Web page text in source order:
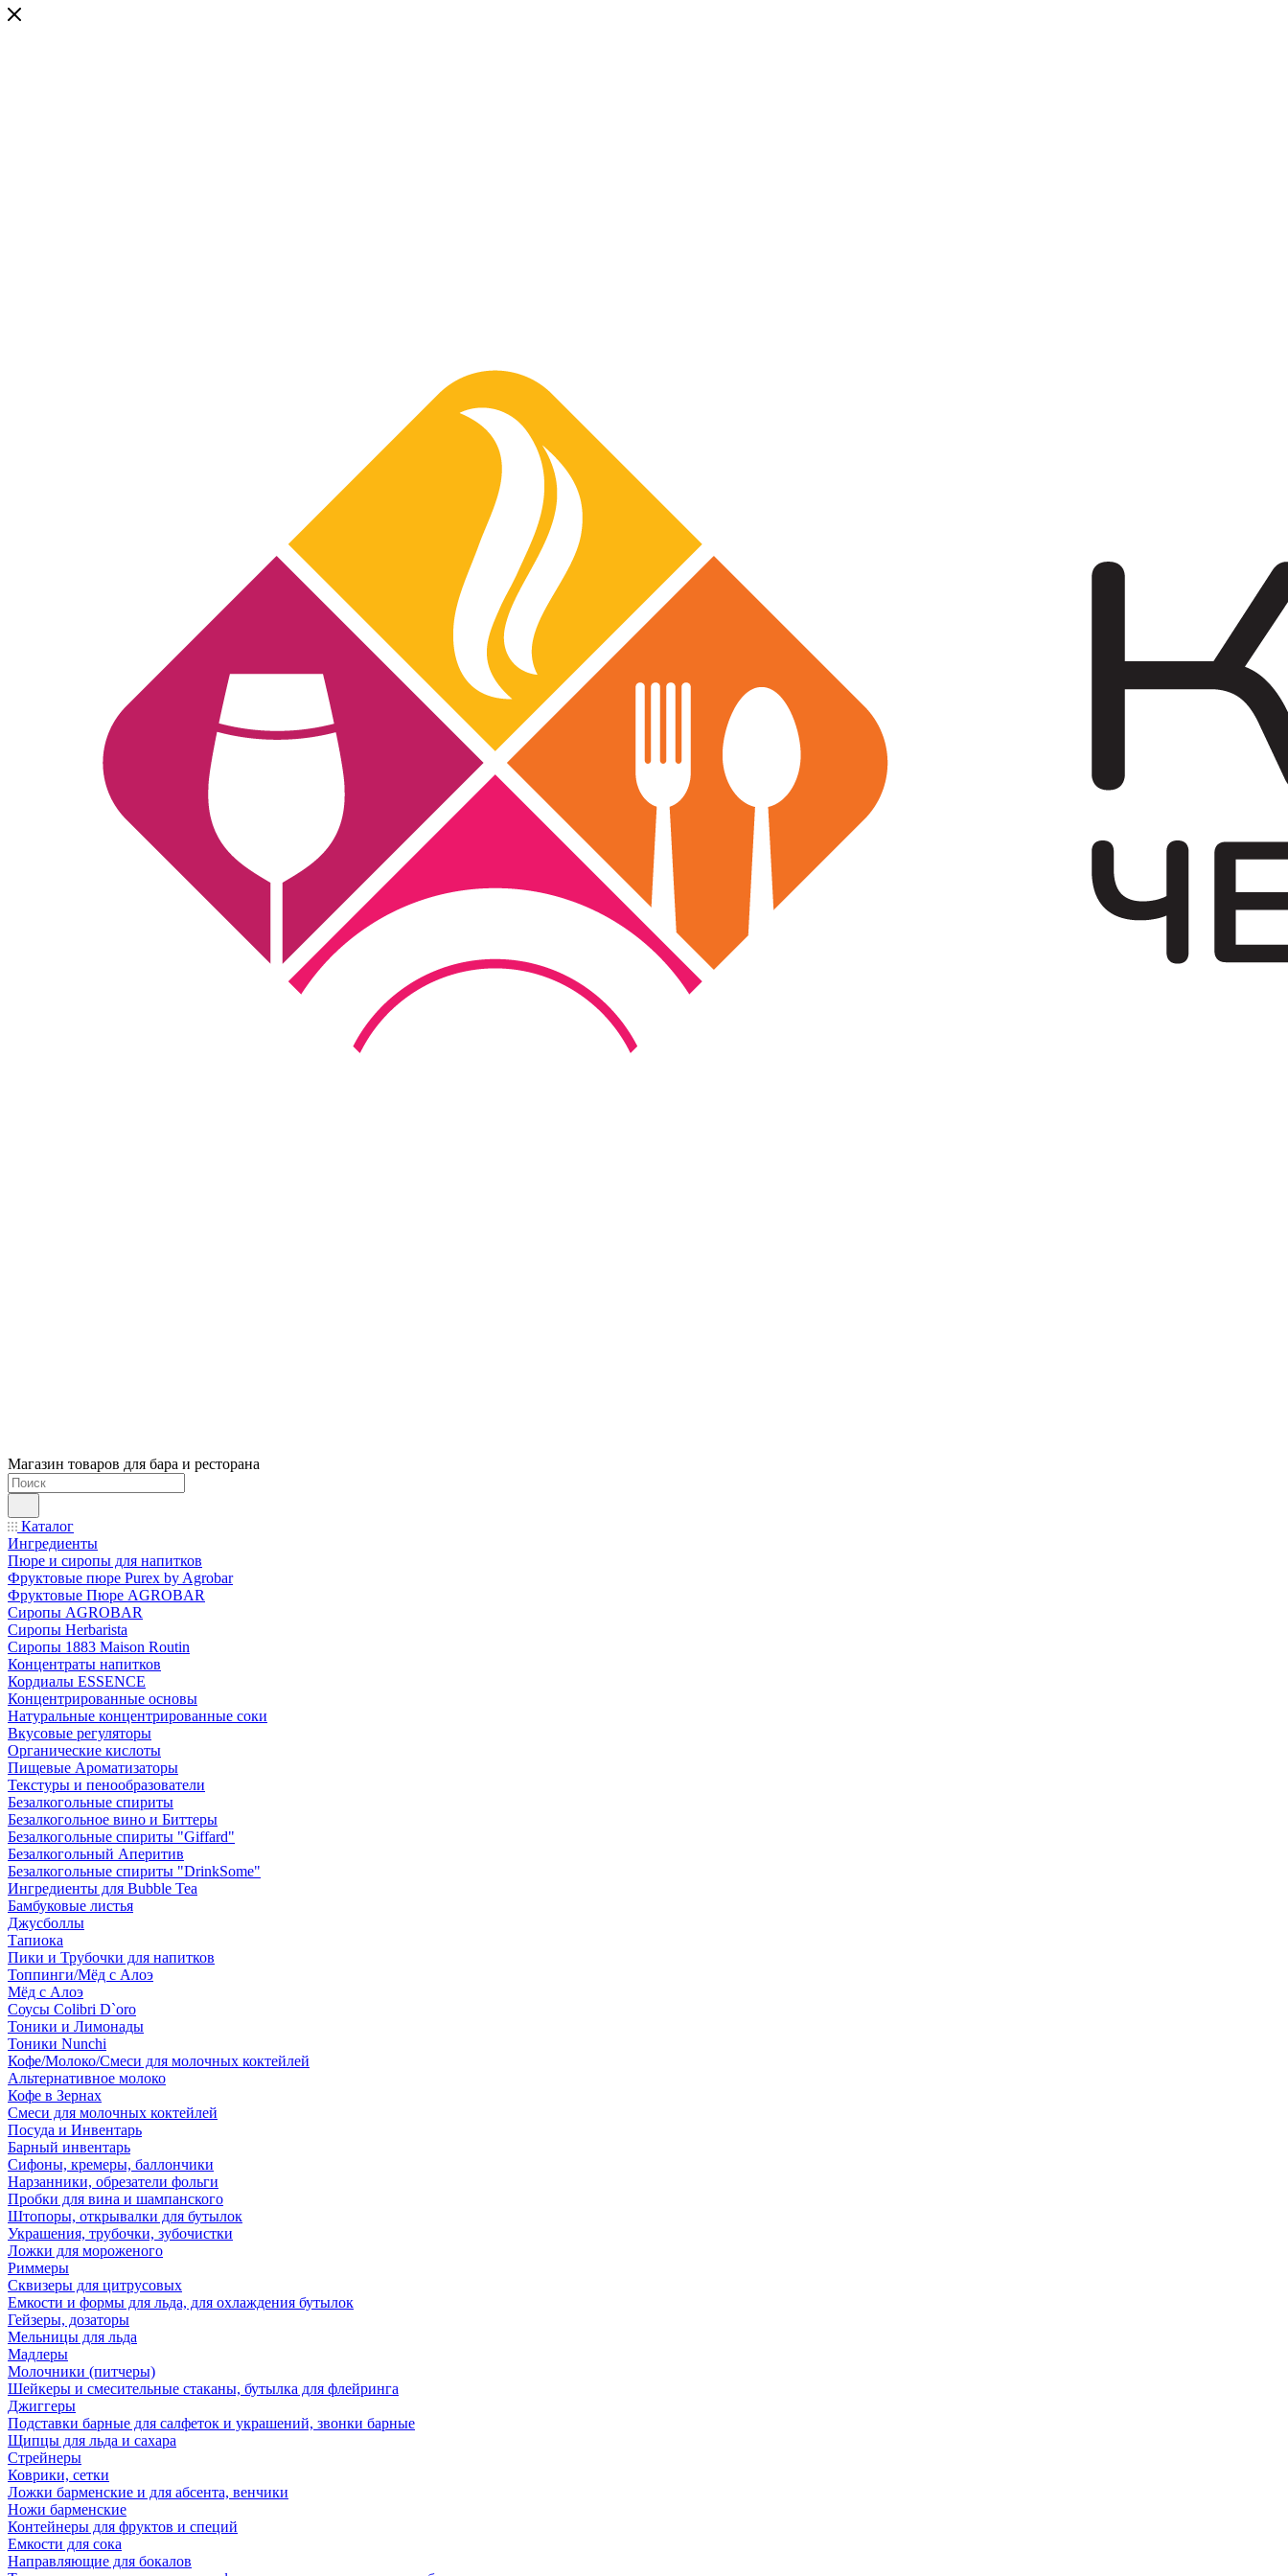
Магазин товаров для бара и ресторана
Каталог
Ингредиенты
Пюре и сиропы для напитков
Фруктовые пюре Purex by Agrobar
Фруктовые Пюре AGROBAR
Сиропы AGROBAR
Сиропы Herbarista
Сиропы 1883 Maison Routin
Концентраты напитков
Кордиалы ESSENCE
Концентрированные основы
Натуральные концентрированные соки
Вкусовые регуляторы
Органические кислоты
Пищевые Ароматизаторы
Текстуры и пенообразователи
Безалкогольные спириты
Безалкогольное вино и Биттеры
Безалкогольные спириты "Giffard"
Безалкогольный Аперитив
Безалкогольные спириты "DrinkSome"
Ингредиенты для Bubble Tea
Бамбуковые листья
Джусболлы
Тапиока
Пики и Трубочки для напитков
Топпинги/Мёд с Алоэ
Мёд с Алоэ
Соусы Colibri D`oro
Тоники и Лимонады
Тоники Nunchi
Кофе/Молоко/Смеси для молочных коктейлей
Альтернативное молоко
Кофе в Зернах
Смеси для молочных коктейлей
Посуда и Инвентарь
Барный инвентарь
Сифоны, кремеры, баллончики
Нарзанники, обрезатели фольги
Пробки для вина и шампанского
Штопоры, открывалки для бутылок
Украшения, трубочки, зубочистки
Ложки для мороженого
Риммеры
Сквизеры для цитрусовых
Емкости и формы для льда, для охлаждения бутылок
Гейзеры, дозаторы
Мельницы для льда
Мадлеры
Молочники (питчеры)
Шейкеры и смесительные стаканы, бутылка для флейринга
Джиггеры
Подставки барные для салфеток и украшений, звонки барные
Щипцы для льда и сахара
Стрейнеры
Коврики, сетки
Ложки барменские и для абсента, венчики
Ножи барменские
Контейнеры для фруктов и специй
Емкости для сока
Направляющие для бокалов